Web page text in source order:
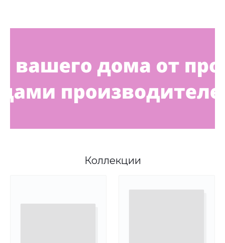
Коллекции